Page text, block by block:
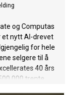
og Computas
et nytt AI-drevet
for hele
selgere til å
40 års
000 trente